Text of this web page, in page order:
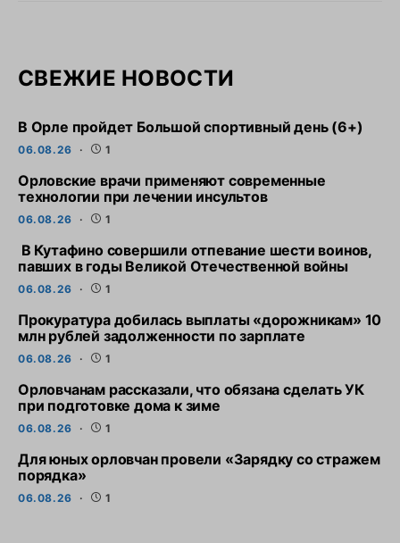
СВЕЖИЕ НОВОСТИ
В Орле пройдет Большой спортивный день (6+)
06.08.26 1
Орловские врачи применяют современные
технологии при лечении инсультов
06.08.26 1
В Кутафино совершили отпевание шести воинов,
павших в годы Великой Отечественной войны
06.08.26 1
Прокуратура добилась выплаты «дорожникам» 10
млн рублей задолженности по зарплате
06.08.26 1
Орловчанам рассказали, что обязана сделать УК
при подготовке дома к зиме
06.08.26 1
Для юных орловчан провели «Зарядку со стражем
порядка»
06.08.26 1